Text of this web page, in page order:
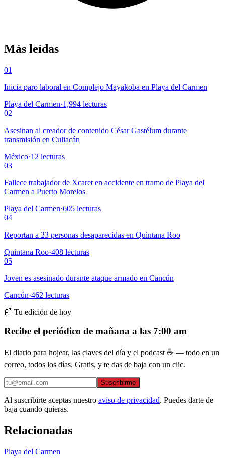
Más leídas
01
Inicia paro laboral en Complejo Mayakoba en Playa del Carmen
Playa del Carmen·1,994 lecturas
02
Asesinan al creador de contenido César Gastélum durante
transmisión en Culiacán
México·12 lecturas
03
Fallece trabajador de Xcaret en accidente en tramo de Playa del
Carmen a Puerto Morelos
Playa del Carmen·605 lecturas
04
Reportan a 23 personas desaparecidas en Quintana Roo
Quintana Roo·408 lecturas
05
Joven es asesinado durante ataque armado en Cancún
Cancún·462 lecturas
📰 Tu edición de hoy
Recibe el periódico de mañana a las 7:00 am
El diario para hojear, las claves del día y el podcast ☕ — todo en un
correo, todos los días. Gratis, y te das de baja con un clic.
Suscribirme
Al suscribirte aceptas nuestro aviso de privacidad. Puedes darte de
baja cuando quieras.
Relacionadas
Playa del Carmen